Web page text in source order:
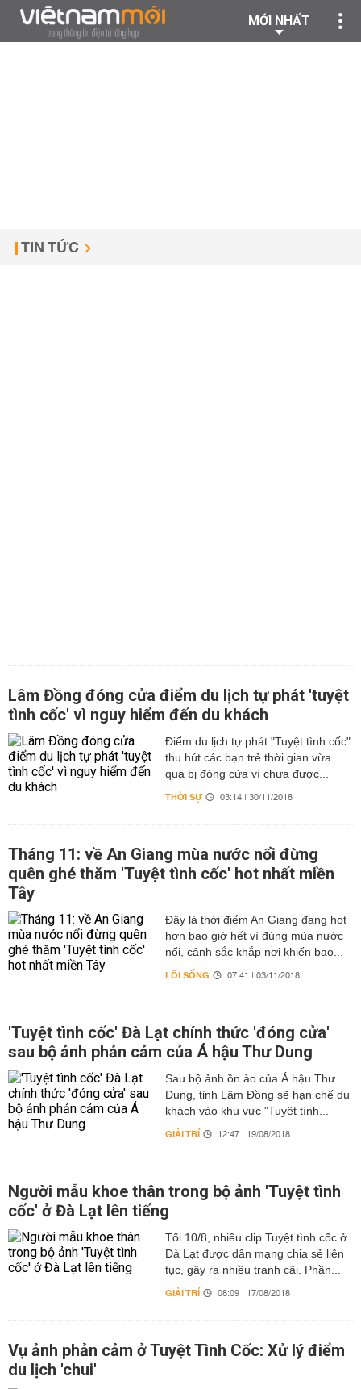
MỚI NHẤT
TIN TỨC
Lâm Đồng đóng cửa điểm du lịch tự phát 'tuyệt
tình cốc' vì nguy hiểm đến du khách
Điểm du lịch tự phát "Tuyệt tình cốc"
thu hút các bạn trẻ thời gian vừa
qua bị đóng cửa vì chưa được...
THỜI SỰ 03:14 | 30/11/2018
Tháng 11: về An Giang mùa nước nổi đừng
quên ghé thăm 'Tuyệt tình cốc' hot nhất miền
Tây
Đây là thời điểm An Giang đang hot
hơn bao giờ hết vì đúng mùa nước
nổi, cảnh sắc khắp nơi khiến bao...
LỐI SỐNG 07:41 | 03/11/2018
'Tuyệt tình cốc' Đà Lạt chính thức 'đóng cửa'
sau bộ ảnh phản cảm của Á hậu Thư Dung
Sau bộ ảnh ồn ào của Á hậu Thư
Dung, tỉnh Lâm Đồng sẽ hạn chế du
khách vào khu vực "Tuyệt tình...
GIẢI TRÍ 12:47 | 19/08/2018
Người mẫu khoe thân trong bộ ảnh 'Tuyệt tình
cốc' ở Đà Lạt lên tiếng
Tối 10/8, nhiều clip Tuyệt tình cốc ở
Đà Lạt được dân mạng chia sẻ liên
tục, gây ra nhiều tranh cãi. Phần...
GIẢI TRÍ 08:09 | 17/08/2018
Vụ ảnh phản cảm ở Tuyệt Tình Cốc: Xử lý điểm
du lịch 'chui'